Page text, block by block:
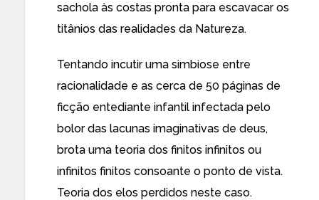
sachola às costas pronta para escavacar os
titânios das realidades da Natureza.
Tentando incutir uma simbiose entre
racionalidade e as cerca de 50 páginas de
ficção entediante infantil infectada pelo
bolor das lacunas imaginativas de deus,
brota uma teoria dos finitos infinitos ou
infinitos finitos consoante o ponto de vista.
Teoria dos elos perdidos neste caso.